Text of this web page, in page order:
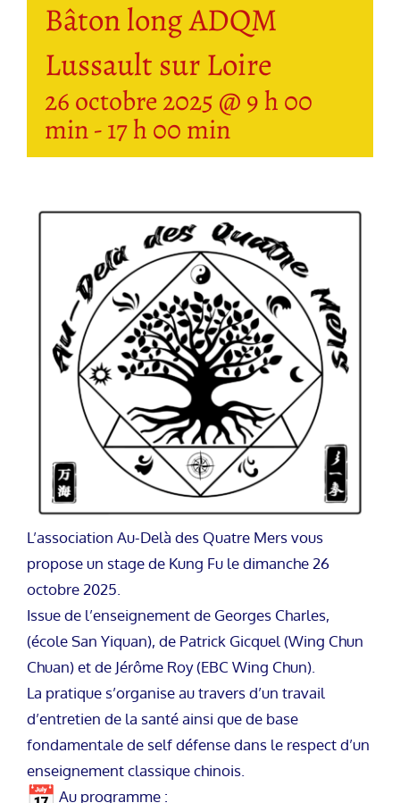
Bâton long ADQM
Lussault sur Loire
26 octobre 2025 @ 9 h 00
min-17 h 00 min
L’association Au-Delà des Quatre Mers vous
propose un stage de Kung Fu le dimanche 26
octobre 2025.
Issue de l’enseignement de Georges Charles,
(école San Yiquan), de Patrick Gicquel (Wing Chun
Chuan) et de Jérôme Roy (EBC Wing Chun).
La pratique s’organise au travers d’un travail
d’entretien de la santé ainsi que de base
fondamentale de self défense dans le respect d’un
enseignement classique chinois.
Au programme :